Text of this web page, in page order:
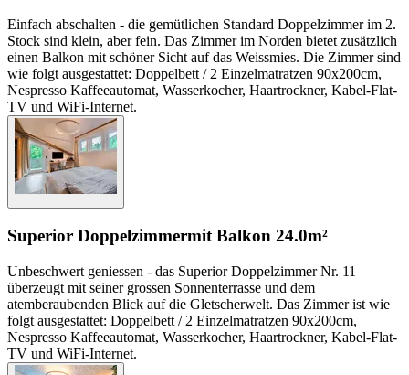
Einfach abschalten - die gemütlichen Standard Doppelzimmer im 2.
Stock sind klein, aber fein. Das Zimmer im Norden bietet zusätzlich
einen Balkon mit schöner Sicht auf das Weissmies. Die Zimmer sind
wie folgt ausgestattet: Doppelbett / 2 Einzelmatratzen 90x200cm,
Nespresso Kaffeeautomat, Wasserkocher, Haartrockner, Kabel-Flat-
TV und WiFi-Internet.
Superior Doppelzimmermit Balkon 24.0m²
Unbeschwert geniessen - das Superior Doppelzimmer Nr. 11
überzeugt mit seiner grossen Sonnenterrasse und dem
atemberaubenden Blick auf die Gletscherwelt. Das Zimmer ist wie
folgt ausgestattet: Doppelbett / 2 Einzelmatratzen 90x200cm,
Nespresso Kaffeeautomat, Wasserkocher, Haartrockner, Kabel-Flat-
TV und WiFi-Internet.